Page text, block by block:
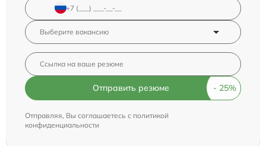
Отправить резюме
Отправляя, Вы соглашаетесь с политикой
конфиденциальности